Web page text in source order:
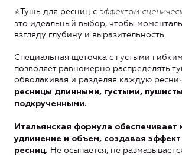
⭐️Тушь для ресниц с эффектом
это идеальный выбор, чтобы
взгляду глубину и выразительность.
Специальная щеточка с густыми
позволяет равномерно распределять
обволакивая и разделяя каждую
ресницы длинными, густыми,
подкрученными.
Итальянская формула обеспечивает
удлинение и объем, создавая
ресниц. Не осыпается, не